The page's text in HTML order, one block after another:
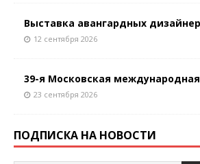
Выставка авангардных
12 сентября 2026
39-я Московская
23 сентября 2026
ПОДПИСКА НА НОВОСТИ